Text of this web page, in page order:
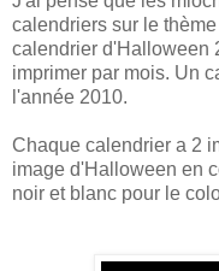
calendriers sur le
calendrier d'Halloween
imprimer par mois. Un
l'année 2010.
Chaque calendrier a 2
image d'Halloween en
noir et blanc pour le